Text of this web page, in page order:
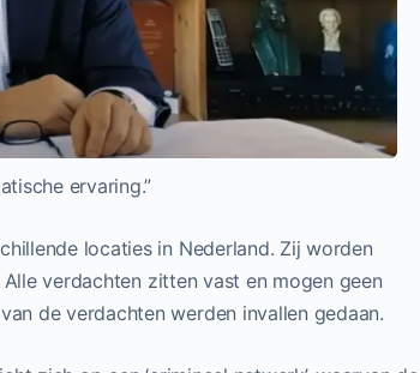
ervaring.”
locaties in Nederland. Zij worden
verdachten zitten vast en mogen geen
de verdachten werden invallen gedaan.